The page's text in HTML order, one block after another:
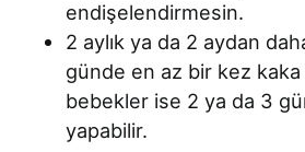
endişelendirmesin.
2 aylık ya da 2 aydan
günde en az bir kez kaka
bebekler ise 2 ya da 3
yapabilir.